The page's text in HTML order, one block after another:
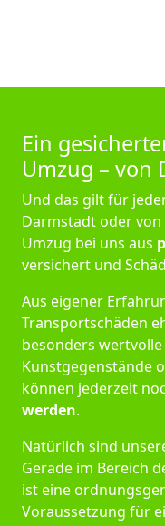
Ein
Umzug – von
Und das gilt für
Darmstadt oder von
Umzug bei uns aus
versichert und
Aus eigener
Transportschäden
besonders
Kunstgegenstände
können jederzeit
werden.
Natürlich sind
Gerade im Bereich
ist eine
Voraussetzung für